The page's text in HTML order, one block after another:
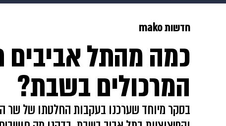
גאווה ויוה משפט תשעה
חדשות mako
כמה מהתל אביבים
המרכולים בשבת?
בסקר מיוחד שערכנו בעקבות החלטתו של שר